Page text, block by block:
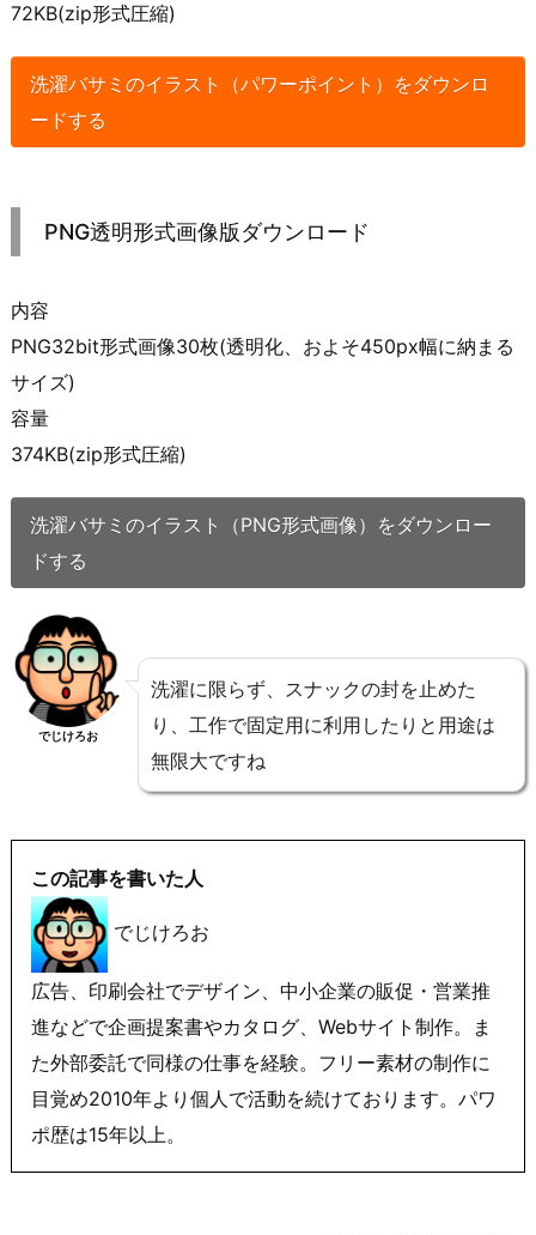
72KB(zip形式圧縮)
洗濯バサミのイラスト（パワーポイント）をダウンロ
ードする
PNG透明形式画像版ダウンロード
内容
PNG32bit形式画像30枚(透明化、およそ450px幅に納まる
サイズ)
容量
374KB(zip形式圧縮)
洗濯バサミのイラスト（PNG形式画像）をダウンロー
ドする
でじけろお
洗濯に限らず、スナックの封を止めた
り、工作で固定用に利用したりと用途は
無限大ですね
この記事を書いた人
でじけろお
広告、印刷会社でデザイン、中小企業の販促・営業推
進などで企画提案書やカタログ、Webサイト制作。ま
た外部委託で同様の仕事を経験。フリー素材の制作に
目覚め2010年より個人で活動を続けております。パワ
ポ歴は15年以上。